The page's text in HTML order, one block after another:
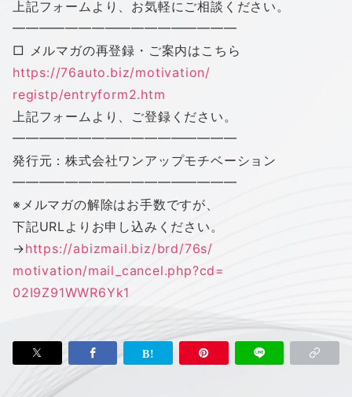
上記フォームより、お気軽にご相談ください。
━━━━━━━━━━━━━━━━━
□ メルマガの再登録・ご案内はこちら
https://76auto.biz/motivation/
registp/entryform2.htm
上記フォームより、ご登録ください。
━━━━━━━━━━━━━━━━━
発行元：株式会社ワンアップモチベーション
━━━━━━━━━━━━━━━━━
※メルマガの解除はお手数ですが、
下記URLよりお申し込みください。
→https://abizmail.biz/brd/76s/
motivation/mail_cancel.php?cd=
02I9Z91WWR6Yk1